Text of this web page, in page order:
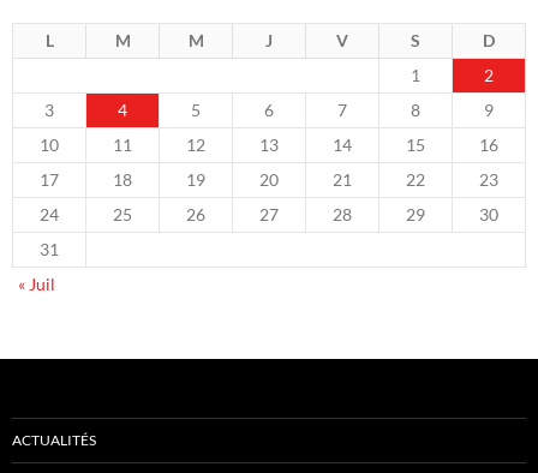
L M M J V S
D
1
2
3
4 5 6 7 8
9
10
11 12 13 14 15
16
17
18 19 20 21 22
23
24
25 26 27 28 29
30
31
« Juil
ACTUALITÉS